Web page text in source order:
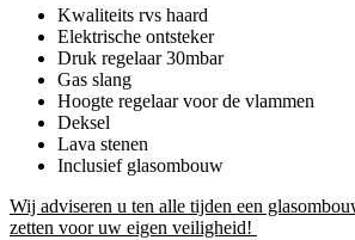
Kwaliteits rvs haard
Elektrische ontsteker
Druk regelaar 30mbar
Gas slang
Hoogte regelaar voor de vlammen
Deksel
Lava stenen
Inclusief glasombouw
Wij adviseren u ten alle tijden een
zetten voor uw eigen veiligheid!